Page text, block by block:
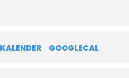
KALENDER GOOGLECAL